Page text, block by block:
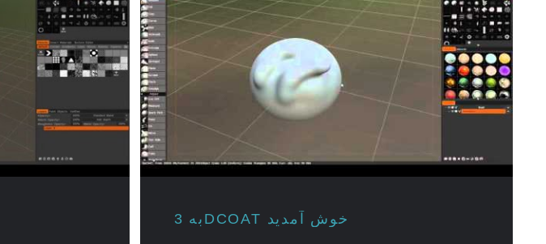
به 3DCOAT خوش آمدید